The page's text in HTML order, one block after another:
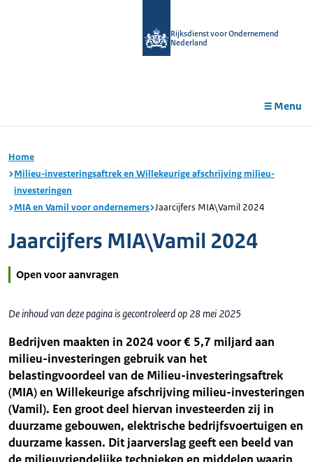
Rijksdienst voor Ondernemend
Nederland
Menu
Home
Milieu-investeringsaftrek en Willekeurige afschrijving milieu-
investeringen
MIA en Vamil voor ondernemers Jaarcijfers MIA\Vamil 2024
Jaarcijfers MIA\Vamil 2024
Open voor aanvragen
De inhoud van deze pagina is gecontroleerd op 28 mei 2025
Bedrijven maakten in 2024 voor € 5,7 miljard aan
milieu-investeringen gebruik van het
belastingvoordeel van de Milieu-investeringsaftrek
(MIA) en Willekeurige afschrijving milieu-investeringen
(Vamil). Een groot deel hiervan investeerden zij in
duurzame gebouwen, elektrische bedrijfsvoertuigen en
duurzame kassen. Dit jaarverslag geeft een beeld van